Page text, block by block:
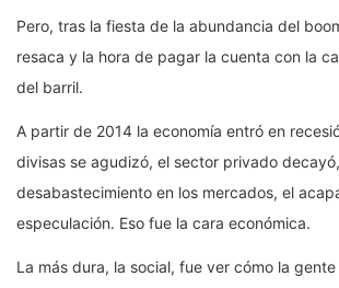
Pero, tras la fiesta de la abundancia del
resaca y la hora de pagar la cuenta con la
del barril.
A partir de 2014 la economía entró en
divisas se agudizó, el sector privado
desabastecimiento en los mercados, el
especulación. Eso fue la cara económica.
La más dura, la social, fue ver cómo la